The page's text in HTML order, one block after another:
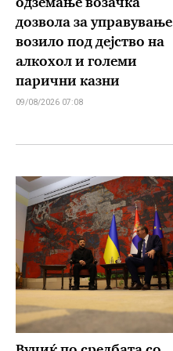
одземање возачка
дозвола за управување
возило под дејство на
алкохол и големи
парични казни
09/08/2026 07:08